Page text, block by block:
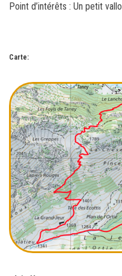
Point d’intérêts : Un petit
Carte: